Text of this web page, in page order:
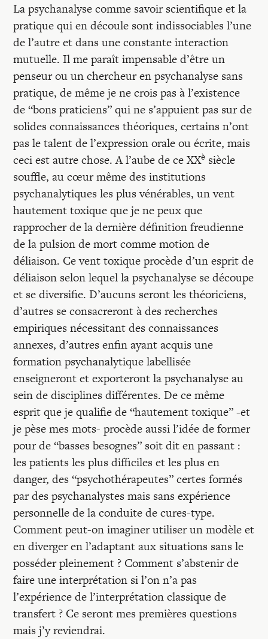
La psychanalyse comme savoir scientifique et la
pratique qui en découle sont indissociables l’une
de l’autre et dans une constante interaction
mutuelle. Il me paraît impensable d’être un
penseur ou un chercheur en psychanalyse sans
pratique, de même je ne crois pas à l’existence
de “bons praticiens” qui ne s’appuient pas sur de
solides connaissances théoriques, certains n’ont
pas le talent de l’expression orale ou écrite, mais
ceci est autre chose. A l’aube de ce XXè siècle
souffle, au cœur même des institutions
psychanalytiques les plus vénérables, un vent
hautement toxique que je ne peux que
rapprocher de la dernière définition freudienne
de la pulsion de mort comme motion de
déliaison. Ce vent toxique procède d’un esprit de
déliaison selon lequel la psychanalyse se découpe
et se diversifie. D’aucuns seront les théoriciens,
d’autres se consacreront à des recherches
empiriques nécessitant des connaissances
annexes, d’autres enfin ayant acquis une
formation psychanalytique labellisée
enseigneront et exporteront la psychanalyse au
sein de disciplines différentes. De ce même
esprit que je qualifie de “hautement toxique” -et
je pèse mes mots- procède aussi l’idée de former
pour de “basses besognes” soit dit en passant :
les patients les plus difficiles et les plus en
danger, des “psychothérapeutes” certes formés
par des psychanalystes mais sans expérience
personnelle de la conduite de cures-type.
Comment peut-on imaginer utiliser un modèle et
en diverger en l’adaptant aux situations sans le
posséder pleinement ? Comment s’abstenir de
faire une interprétation si l’on n’a pas
l’expérience de l’interprétation classique de
transfert ? Ce seront mes premières questions
mais j’y reviendrai.